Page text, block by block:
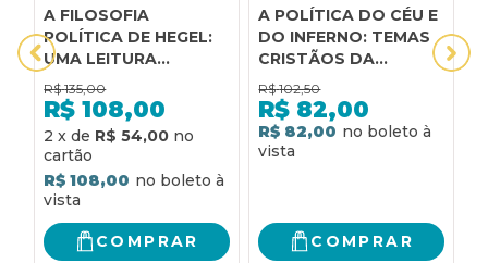
A FILOSOFIA
POLÍTICA DE HEGEL:
UMA LEITURA
SISTEMÁTICA DA
FILOSOFIA DO
DIREITO
R$ 135,00
R$ 108,00
2 x de R$ 54,00
R$ 108,00
COMPRAR
A POLÍTICA DO CÉU E
DO INFERNO: TEMAS
CRISTÃOS DA
FILOSOFIA POLÍTICA
CLÁSSICA, MEDIEVAL
E MODERNA
R$ 102,50
R$ 82,00
R$ 82,00
COMPRAR